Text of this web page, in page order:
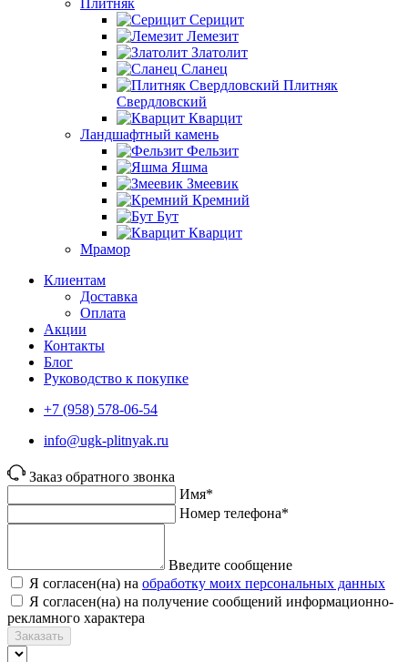
Плитняк
Серицит
Лемезит
Златолит
Сланец
Плитняк
Свердловский
Кварцит
Ландшафтный камень
Фельзит
Яшма
Змеевик
Кремний
Бут
Кварцит
Мрамор
Клиентам
Доставка
Оплата
Акции
Контакты
Блог
Руководство к покупке
+7 (958) 578-06-54
info@ugk-plitnyak.ru
Заказ обратного звонка
Имя*
Номер телефона*
Введите сообщение
Я согласен(на) на обработку моих персональных данных
Я согласен(на) на получение сообщений информационно-
рекламного характера
Заказать